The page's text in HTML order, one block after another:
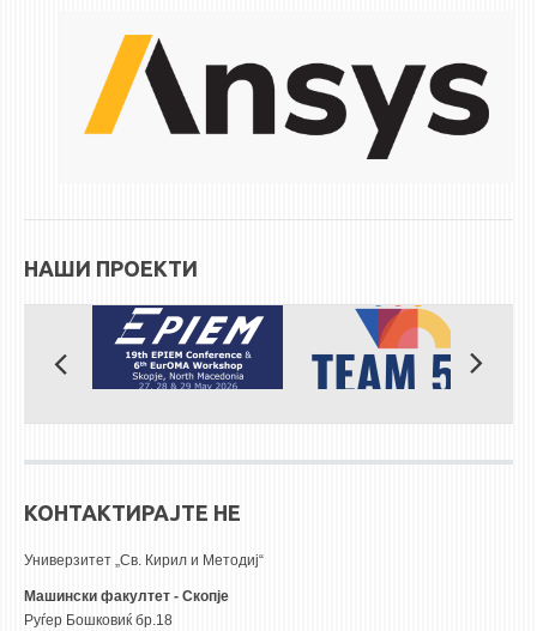
ЕКВИВАЛЕНЦИИ ОД СТАРИ СТУДИСКИ ПРОГРАМИ
ОГЛАСНА ТАБЛА
БИБЛИОТЕКА
СТИПЕНДИИ/ПРАКСИ
СТИПЕНДИИ
НАШИ ПРОЕКТИ
КОНТАКТИРАЈТЕ НЕ
Универзитет „Св. Кирил и Методиј“
Машински факултет - Скопје
Руѓер Бошковиќ бр.18